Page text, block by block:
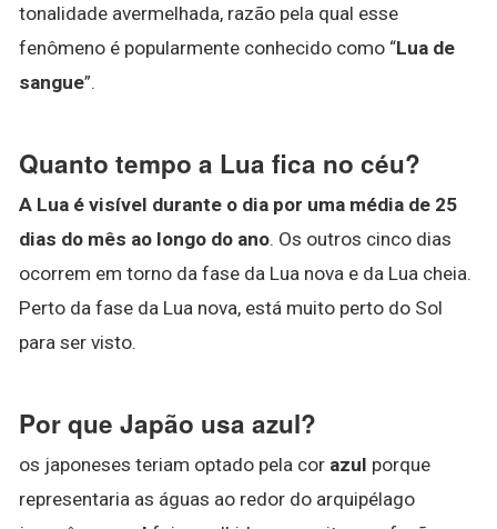
tonalidade avermelhada, razão pela qual esse
fenômeno é popularmente conhecido como “Lua de
sangue”.
Quanto tempo a Lua fica no céu?
A Lua é visível durante o dia por uma média de 25
dias do mês ao longo do ano. Os outros cinco dias
ocorrem em torno da fase da Lua nova e da Lua cheia.
Perto da fase da Lua nova, está muito perto do Sol
para ser visto.
Por que Japão usa azul?
os japoneses teriam optado pela cor azul porque
representaria as águas ao redor do arquipélago